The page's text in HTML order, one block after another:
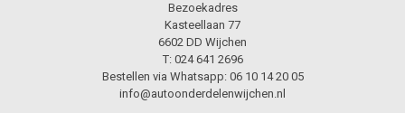
Bezoekadres
Kasteellaan 77
6602 DD Wijchen
T: 024 641 2696
Bestellen via Whatsapp: 06 10 14 20 05
info@autoonderdelenwijchen.nl